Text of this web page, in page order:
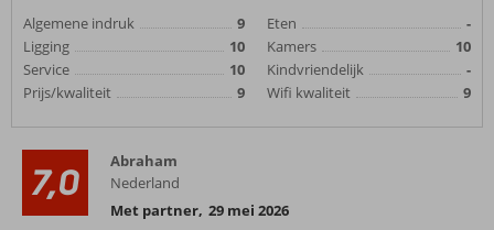
Algemene indruk
9
Ligging
10
Service
10
Prijs/kwaliteit
9
Eten
-
Kamers
10
Kindvriendelijk
-
Wifi kwaliteit
9
7,0
Abraham
Nederland
Met partner, 29 mei 2026